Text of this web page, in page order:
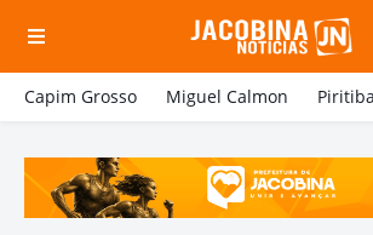
Capim Grosso Miguel Calmon Piritiba